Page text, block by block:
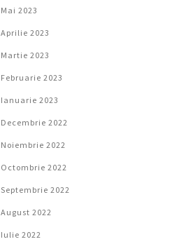
Mai 2023
Aprilie 2023
Martie 2023
Februarie 2023
Ianuarie 2023
Decembrie 2022
Noiembrie 2022
Octombrie 2022
Septembrie 2022
August 2022
Iulie 2022